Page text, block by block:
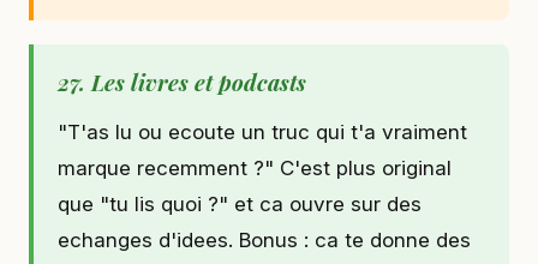
27. Les livres et podcasts
"T'as lu ou ecoute un truc qui t'a vraiment
marque recemment ?" C'est plus original
que "tu lis quoi ?" et ca ouvre sur des
echanges d'idees. Bonus : ca te donne des